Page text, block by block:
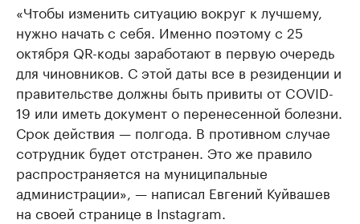
«Чтобы изменить ситуацию вокруг к лучшему,
нужно начать с себя. Именно поэтому с 25
октября QR-коды заработают в первую очередь
для чиновников. С этой даты все в резиденции и
правительстве должны быть привиты от COVID-
19 или иметь документ о перенесенной болезни.
Срок действия — полгода. В противном случае
сотрудник будет отстранен. Это же правило
распространяется на муниципальные
администрации», — написал Евгений Куйвашев
на своей странице в Instagram.